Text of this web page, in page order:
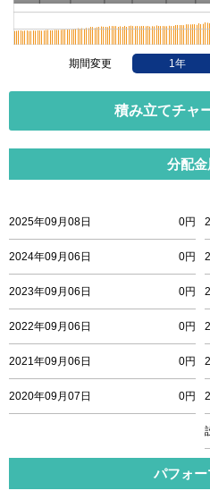
期間変更 1年
積み立てチャ
分配金
2025年09月08日
0円
2024年09月06日 0円
2023年09月06日 0円
2022年09月06日 0円
2021年09月06日 0円
2020年09月07日 0円
パフォー